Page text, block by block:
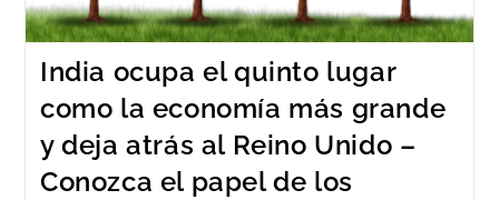
India ocupa el quinto lugar
como la economía más grande
y deja atrás al Reino Unido –
Conozca el papel de los